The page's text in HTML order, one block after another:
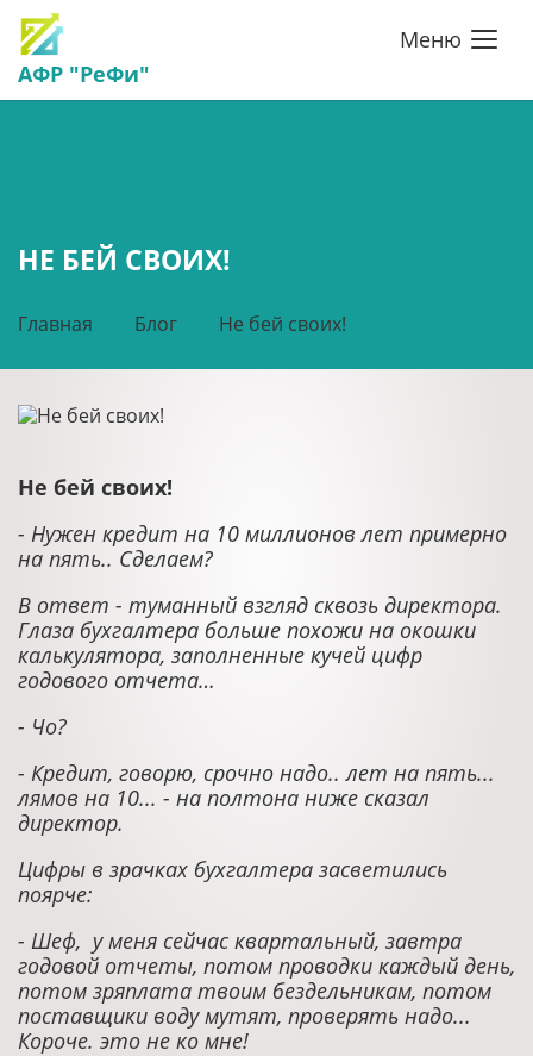
АФР "РеФи"
Меню
НЕ БЕЙ СВОИХ!
Главная Блог Не бей своих!
Не бей своих!
- Нужен кредит на 10 миллионов лет примерно
на пять.. Сделаем?
В ответ - туманный взгляд сквозь директора.
Глаза бухгалтера больше похожи на окошки
калькулятора, заполненные кучей цифр
годового отчета…
- Чо?
- Кредит, говорю, срочно надо.. лет на пять...
лямов на 10... - на полтона ниже сказал
директор.
Цифры в зрачках бухгалтера засветились
поярче:
- Шеф, у меня сейчас квартальный, завтра
годовой отчеты, потом проводки каждый день,
потом зряплата твоим бездельникам, потом
поставщики воду мутят, проверять надо...
Короче. это не ко мне!